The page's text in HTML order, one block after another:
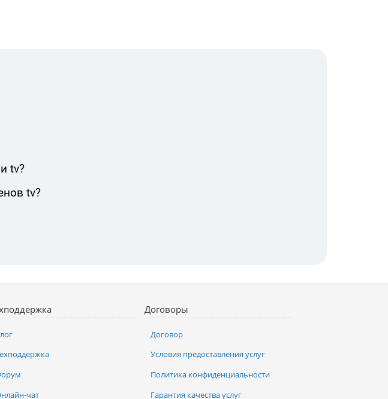
tv?
tv?
чат
Договоры
Договор
Условия предоставления услуг
Политика конфиденциальности
Гарантия качества услуг